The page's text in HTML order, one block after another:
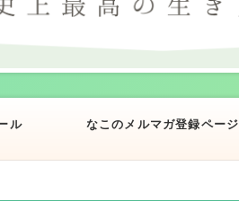
ル なこのメルマガ登録ページ